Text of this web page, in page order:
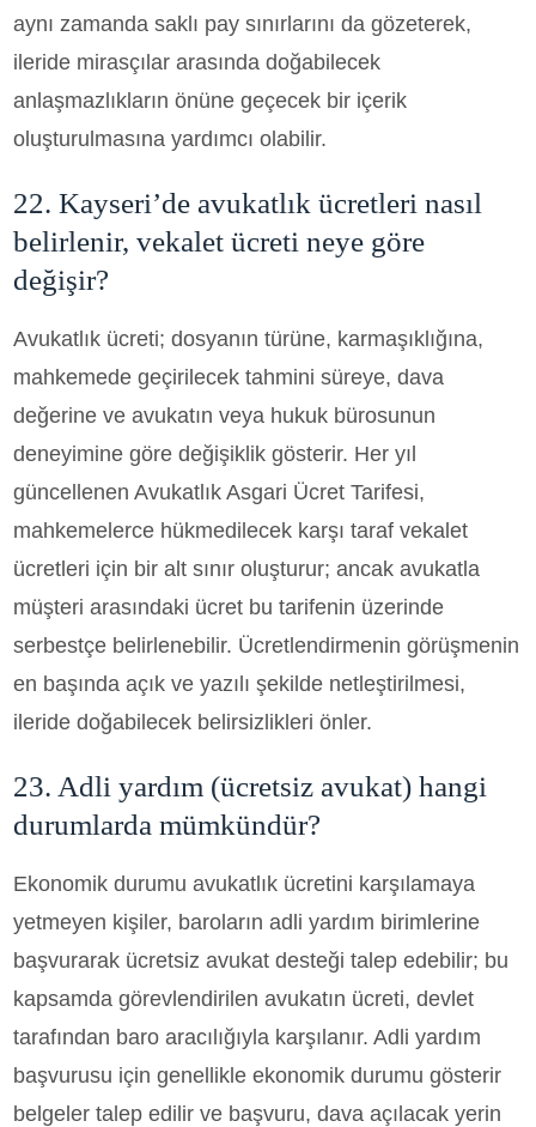
aynı zamanda saklı pay sınırlarını da gözeterek,
ileride mirasçılar arasında doğabilecek
anlaşmazlıkların önüne geçecek bir içerik
oluşturulmasına yardımcı olabilir.
22. Kayseri’de avukatlık ücretleri nasıl
belirlenir, vekalet ücreti neye göre
değişir?
Avukatlık ücreti; dosyanın türüne, karmaşıklığına,
mahkemede geçirilecek tahmini süreye, dava
değerine ve avukatın veya hukuk bürosunun
deneyimine göre değişiklik gösterir. Her yıl
güncellenen Avukatlık Asgari Ücret Tarifesi,
mahkemelerce hükmedilecek karşı taraf vekalet
ücretleri için bir alt sınır oluşturur; ancak avukatla
müşteri arasındaki ücret bu tarifenin üzerinde
serbestçe belirlenebilir. Ücretlendirmenin görüşmenin
en başında açık ve yazılı şekilde netleştirilmesi,
ileride doğabilecek belirsizlikleri önler.
23. Adli yardım (ücretsiz avukat) hangi
durumlarda mümkündür?
Ekonomik durumu avukatlık ücretini karşılamaya
yetmeyen kişiler, baroların adli yardım birimlerine
başvurarak ücretsiz avukat desteği talep edebilir; bu
kapsamda görevlendirilen avukatın ücreti, devlet
tarafından baro aracılığıyla karşılanır. Adli yardım
başvurusu için genellikle ekonomik durumu gösterir
belgeler talep edilir ve başvuru, dava açılacak yerin